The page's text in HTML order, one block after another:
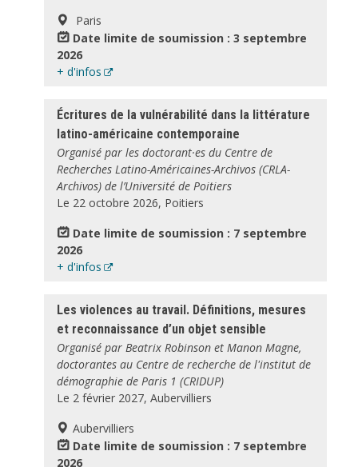
Paris
Date limite de soumission : 3 septembre
2026
+ d'infos
Écritures de la vulnérabilité dans la littérature
latino-américaine contemporaine
Organisé par les doctorant·es du Centre de
Recherches Latino-Américaines-Archivos (CRLA-
Archivos) de l’Université de Poitiers
Le 22 octobre 2026, Poitiers
Date limite de soumission : 7 septembre
2026
+ d'infos
Les violences au travail. Définitions, mesures
et reconnaissance d’un objet sensible
Organisé par Beatrix Robinson et Manon Magne,
doctorantes au Centre de recherche de l'institut de
démographie de Paris 1 (CRIDUP)
Le 2 février 2027, Aubervilliers
Aubervilliers
Date limite de soumission : 7 septembre
2026